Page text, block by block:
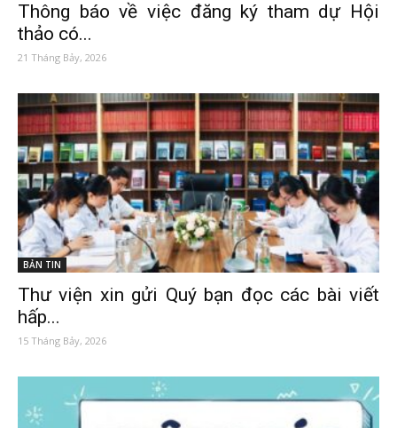
Thông báo về việc đăng ký tham dự Hội
thảo có...
21 Tháng Bảy, 2026
BẢN TIN
Thư viện xin gửi Quý bạn đọc các bài viết
hấp...
15 Tháng Bảy, 2026